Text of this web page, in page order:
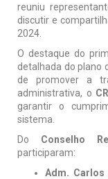
reuniu
discutir e
2024.
O destaque do
detalhada do plano
de promover a
administrativa, o
garantir o
sistema.
Do Conselho
participaram:
Adm.